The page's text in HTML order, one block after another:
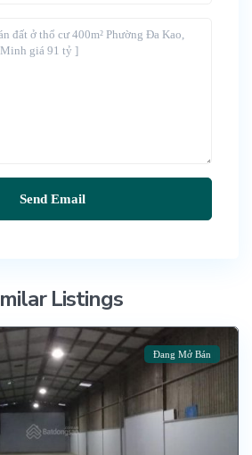
Listings
Đang Mở Bán